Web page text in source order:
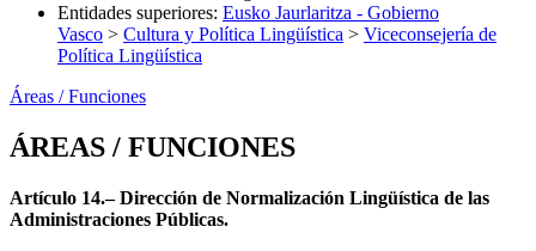
Entidades superiores: Eusko Jaurlaritza - Gobierno
Vasco > Cultura y Política Lingüística > Viceconsejería de
Política Lingüística
Áreas / Funciones
ÁREAS / FUNCIONES
Artículo 14.– Dirección de Normalización Lingüística de las
Administraciones Públicas.